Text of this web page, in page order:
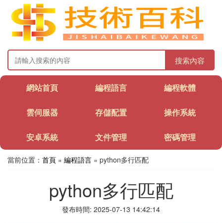
搜索內容
網站首頁 編程語言 編程軟體
雲伺服器 存儲配置 操作系統
安卓系統 文件管理 密碼管理
當前位置： 首頁 » 編程語言 » python多行匹配
python多行匹配
發布時間: 2025-07-13 14:42:14